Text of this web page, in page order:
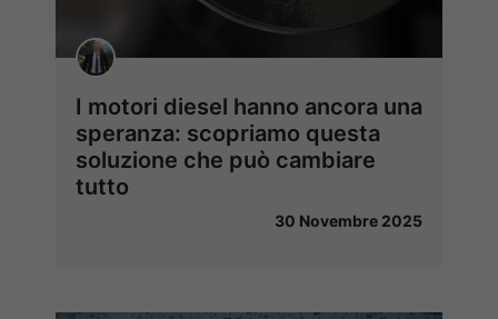
I motori diesel hanno ancora una
speranza: scopriamo questa
soluzione che può cambiare
tutto
30 Novembre 2025